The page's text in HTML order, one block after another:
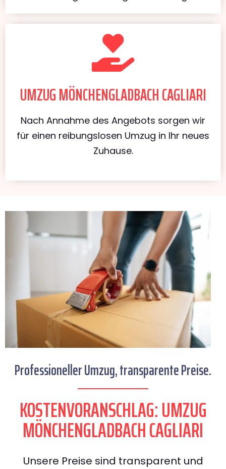
UMZUG MÖNCHENGLADBACH CAGLIARI
Nach Annahme des Angebots sorgen wir
für einen reibungslosen Umzug in Ihr neues
Zuhause.
Professioneller Umzug, transparente Preise.
KOSTENVORANSCHLAG: UMZUG
MÖNCHENGLADBACH CAGLIARI
Unsere Preise sind transparent und